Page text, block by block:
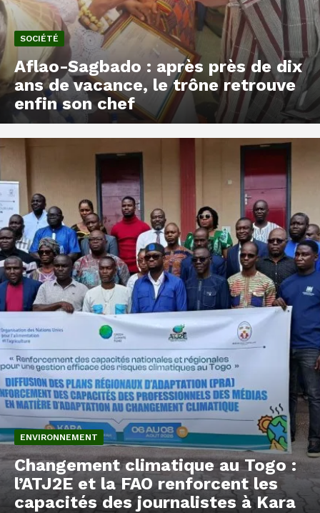
SOCIÉTÉ
Aflao-Sagbado : après près de dix
ans de vacance, le trône retrouve
enfin son chef
ENVIRONNEMENT
Changement climatique au Togo :
l’ATJ2E et la FAO renforcent les
capacités des journalistes à Kara